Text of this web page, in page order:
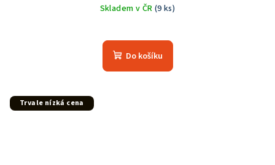
Skladem v ČR (9 ks)
hodnocení
produktu
Do košíku
Trvale nízká cena